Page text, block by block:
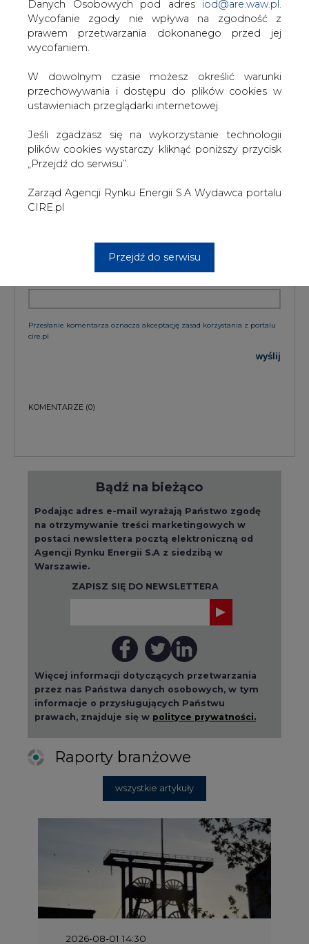
W dowolnym czasie możesz określić warunki
przechowywania i dostępu do plików cookies w
ustawieniach przeglądarki internetowej.
Jeśli zgadzasz się na wykorzystanie technologii
plików cookies wystarczy kliknąć poniższy przycisk
„Przejdź do serwisu”.
Zarząd Agencji Rynku Energii S.A Wydawca portalu
CIRE.pl
Przejdź do serwisu
KOMENTARZE
TREŚĆ KOMENTARZA
PODPIS
Podając adres e-mail wyrażają Państwo zgodę
na otrzymywanie treści marketingowych w
postaci newslettera pocztą elektroniczną od
Agencji Rynku Energii S.A z siedzibą w
Warszawie.
ZAPISZ SIĘ DO NEWSLETTERA
Więcej informacji dotyczących przetwarzania
przez nas Państwa danych osobowych, w tym
informacje o przysługujących Państwu
prawach, znajduje się w polityce prywatności.
Raporty branżowe
2026-08-01 14:30
Czy na Górnym Śląsku będzie "życie
po węglu"? (raport)